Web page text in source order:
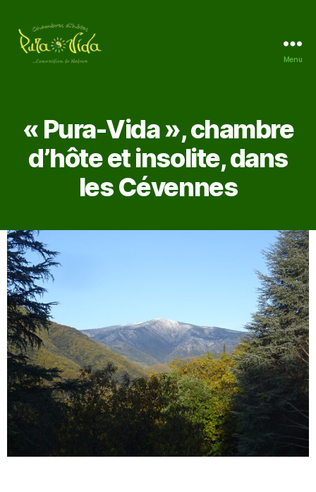
Menu
« Pura-Vida », chambre
d’hôte et insolite, dans
les Cévennes